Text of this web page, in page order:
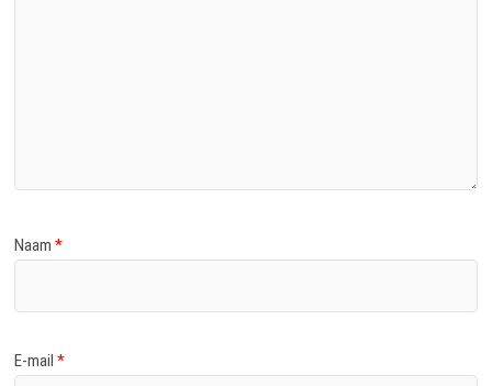
Naam*
E-mail*